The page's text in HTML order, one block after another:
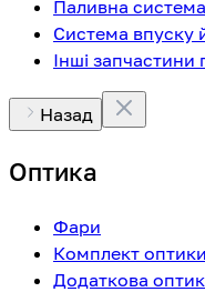
Паливна система
Система впуску
Інші запчастини
Назад
Оптика
Фари
Комплект
Додаткова